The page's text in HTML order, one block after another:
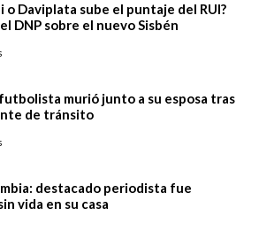
o Daviplata sube el puntaje del RUI?
DNP sobre el nuevo Sisbén
murió junto a su esposa tras
de tránsito
destacado periodista fue
vida en su casa